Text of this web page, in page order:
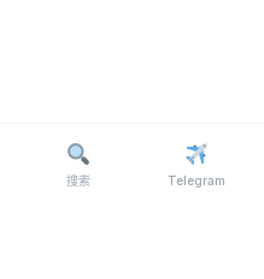
搜索 Telegram